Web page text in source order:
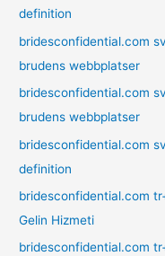
definition
bridesconfidential.com
brudens webbplatser
bridesconfidential.com
brudens webbplatser
bridesconfidential.com
definition
bridesconfidential.com
Gelin Hizmeti
bridesconfidential.com